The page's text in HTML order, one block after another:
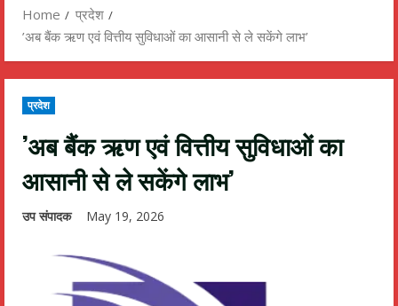
Home
प्रदेश
’अब बैंक ऋण एवं वित्तीय सुविधाओं का आसानी से ले सकेंगे लाभ’
प्रदेश
’अब बैंक ऋण एवं वित्तीय सुविधाओं का
आसानी से ले सकेंगे लाभ’
उप संपादक May 19, 2026